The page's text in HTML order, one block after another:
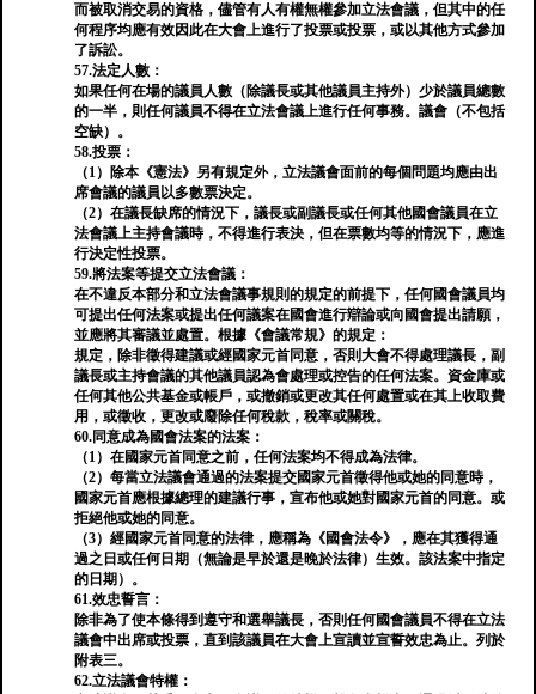
而被取消交易的資格，儘管有人有權無權參加立法會議，但其中的任
何程序均應有效因此在大會上進行了投票或投票，或以其他方式參加
了訴訟。
57.法定人數：
如果任何在場的議員人數（除議長或其他議員主持外）少於議員總數
的一半，則任何議員不得在立法會議上進行任何事務。議會（不包括
空缺）。
58.投票：
（1）除本《憲法》另有規定外，立法議會面前的每個問題均應由出
席會議的議員以多數票決定。
（2）在議長缺席的情況下，議長或副議長或任何其他國會議員在立
法會議上主持會議時，不得進行表決，但在票數均等的情況下，應進
行決定性投票。
59.將法案等提交立法會議：
在不違反本部分和立法會議事規則的規定的前提下，任何國會議員均
可提出任何法案或提出任何議案在國會進行辯論或向國會提出請願，
並應將其審議並處置。根據《會議常規》的規定：
規定，除非徵得建議或經國家元首同意，否則大會不得處理議長，副
議長或主持會議的其他議員認為會處理或控告的任何法案。資金庫或
任何其他公共基金或帳戶，或撤銷或更改其任何處置或在其上收取費
用，或徵收，更改或廢除任何稅款，稅率或關稅。
60.同意成為國會法案的法案：
（1）在國家元首同意之前，任何法案均不得成為法律。
（2）每當立法議會通過的法案提交國家元首徵得他或她的同意時，
國家元首應根據總理的建議行事，宣布他或她對國家元首的同意。或
拒絕他或她的同意。
（3）經國家元首同意的法律，應稱為《國會法令》，應在其獲得通
過之日或任何日期（無論是早於還是晚於法律）生效。該法案中指定
的日期）。
61.效忠誓言：
除非為了使本條得到遵守和選舉議長，否則任何國會議員不得在立法
議會中出席或投票，直到該議員在大會上宣讀並宣誓效忠為止。列於
附表三。
62.立法議會特權：